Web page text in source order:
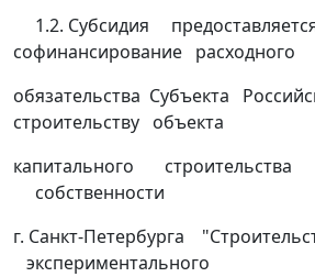
1.2. Субсидия
софинансирование расходного
обязательства Субъекта
строительству объекта
капитального строительства
собственности
г. Санкт-Петербурга
экспериментального